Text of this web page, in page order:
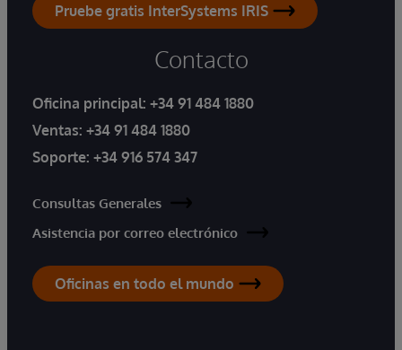
Pruebe gratis InterSystems IRIS
Contacto
Oficina principal: +34 91 484 1880
Ventas: +34 91 484 1880
Soporte: +34 916 574 347
Consultas Generales
Asistencia por correo electrónico
Oficinas en todo el mundo